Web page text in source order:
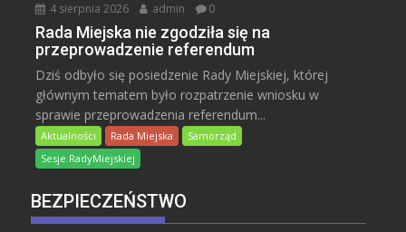
4 sierpnia 2026 admin 0
Rada Miejska nie zgodziła się na
przeprowadzenie referendum
Dziś odbyło się posiedzenie Rady Miejskiej, której
głównym tematem było rozpatrzenie wniosku w
sprawie przeprowadzenia referendum...
Aktualności Rada Miejska
Samorząd
Sesje RadyMiejskiej
BEZPIECZEŃSTWO